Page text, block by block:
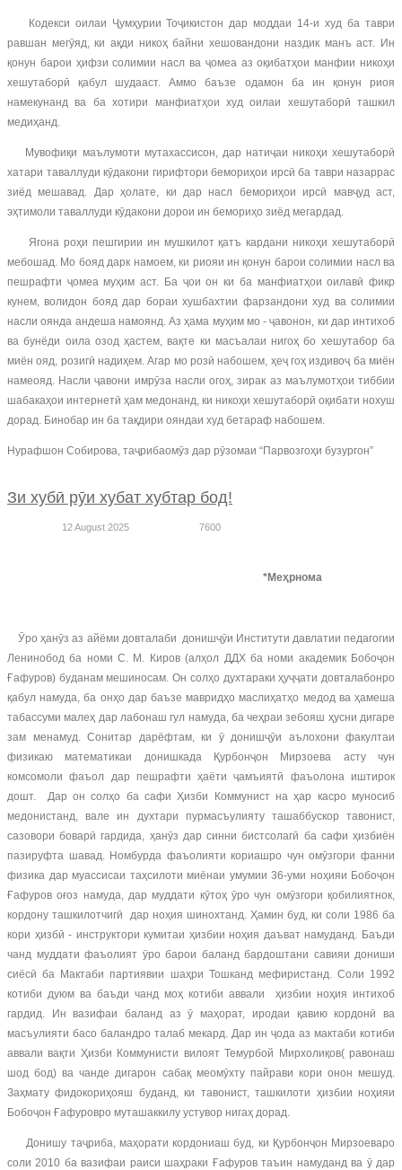
Кодекси оилаи Ҷумҳурии Тоҷикистон дар моддаи 14-и худ ба таври
равшан мегӯяд, ки ақди никоҳ байни хешовандони наздик манъ аст. Ин
қонун барои ҳифзи солимии насл ва ҷомеа аз оқибатҳои манфии никоҳи
хешутаборӣ қабул шудааст. Аммо баъзе одамон ба ин қонун риоя
намекунанд ва ба хотири манфиатҳои худ оилаи хешутаборӣ ташкил
медиҳанд.
Мувофиқи маълумоти мутахассисон, дар натиҷаи никоҳи хешутаборӣ
хатари таваллуди кӯдакони гирифтори бемориҳои ирсӣ ба таври назаррас
зиёд мешавад. Дар ҳолате, ки дар насл бемориҳои ирсӣ мавҷуд аст,
эҳтимоли таваллуди кӯдакони дорои ин бемориҳо зиёд мегардад.
Ягона роҳи пешгирии ин мушкилот қатъ кардани никоҳи хешутаборӣ
мебошад. Мо бояд дарк намоем, ки риояи ин қонун барои солимии насл ва
пешрафти ҷомеа муҳим аст. Ба ҷои он ки ба манфиатҳои оилавӣ фикр
кунем, волидон бояд дар бораи хушбахтии фарзандони худ ва солимии
насли оянда андеша намоянд. Аз ҳама муҳим мо - ҷавонон, ки дар интихоб
ва бунёди оила озод ҳастем, вақте ки масъалаи нигоҳ бо хешутабор ба
миён ояд, розигӣ надиҳем. Агар мо розӣ набошем, ҳеҷ гоҳ издивоҷ ба миён
намеояд. Насли ҷавони имрӯза насли огоҳ, зирак аз маълумотҳои тиббии
шабакаҳои интернетӣ ҳам медонанд, ки никоҳи хешутаборӣ оқибати нохуш
дорад. Бинобар ин ба тақдири ояндаи худ бетараф набошем.
Нурафшон Собирова, таҷрибаомӯз дар рӯзомаи “Парвозгоҳи бузургон”
Зи хубӣ рӯи хубат хубтар бод!
12 August 2025 7600
*Меҳрнома
Ӯро ҳанӯз аз айёми довталаби донишҷӯи Институти давлатии педагогии
Ленинобод ба номи С. М. Киров (алҳол ДДХ ба номи академик Бобоҷон
Ғафуров) буданам мешиносам. Он солҳо духтараки ҳуҷҷати довталабонро
қабул намуда, ба онҳо дар баъзе мавридҳо маслиҳатҳо медод ва ҳамеша
табассуми малеҳ дар лабонаш гул намуда, ба чеҳраи зебояш ҳусни дигаре
зам менамуд. Сонитар дарёфтам, ки ӯ донишҷӯи аълохони факултаи
физикаю математикаи донишкада Қурбонҷон Мирзоева асту чун
комсомоли фаъол дар пешрафти ҳаёти ҷамъиятӣ фаъолона иштирок
дошт. Дар он солҳо ба сафи Ҳизби Коммунист на ҳар касро муносиб
медонистанд, вале ин духтари пурмасъулияту ташаббускор тавонист,
сазовори боварӣ гардида, ҳанӯз дар синни бистсолагӣ ба сафи ҳизбиён
пазируфта шавад. Номбурда фаъолияти кориашро чун омӯзгори фанни
физика дар муассисаи таҳсилоти миёнаи умумии 36-уми ноҳияи Бобоҷон
Ғафуров оғоз намуда, дар муддати кӯтоҳ ӯро чун омӯзгори қобилиятнок,
кордону ташкилотчигӣ дар ноҳия шинохтанд. Ҳамин буд, ки соли 1986 ба
кори ҳизбӣ - инструктори кумитаи ҳизбии ноҳия даъват намуданд. Баъди
чанд муддати фаъолият ӯро барои баланд бардоштани савияи дониши
сиёсӣ ба Мактаби партиявии шаҳри Тошканд мефиристанд. Соли 1992
котиби дуюм ва баъди чанд моҳ котиби аввали ҳизбии ноҳия интихоб
гардид. Ин вазифаи баланд аз ӯ маҳорат, иродаи қавию кордонӣ ва
масъулияти басо баландро талаб мекард. Дар ин ҷода аз мактаби котиби
аввали вақти Ҳизби Коммунисти вилоят Темурбой Мирхолиқов( равонаш
шод бод) ва чанде дигарон сабақ меомӯхту пайрави кори онон мешуд.
Заҳмату фидокориҳояш буданд, ки тавонист, ташкилоти ҳизбии ноҳияи
Бобоҷон Ғафуровро муташаккилу устувор нигаҳ дорад.
Донишу таҷриба, маҳорати кордониаш буд, ки Қурбонҷон Мирзоеваро
соли 2010 ба вазифаи раиси шаҳраки Ғафуров таъин намуданд ва ӯ дар